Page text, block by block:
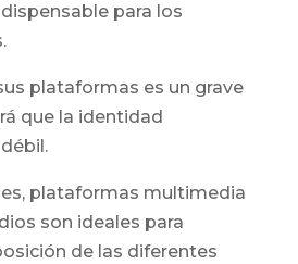
para los
plataformas es un grave
que la identidad
plataformas multimedia
son ideales para
de las diferentes